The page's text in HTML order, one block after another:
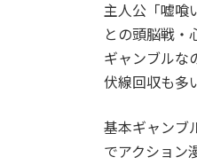
主人公「嘘喰
との頭脳戦・
ギャンブルな
伏線回収も多
基本ギャンブ
でアクション